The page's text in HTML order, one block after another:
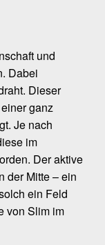
und
Dabei
Dieser
ganz
Je nach
im
Der aktive
der Mitte – ein
ein Feld
von Slim im